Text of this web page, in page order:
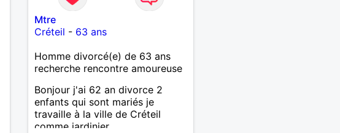
Mtre
Créteil - 63 ans
Homme divorcé(e) de 63 ans
recherche rencontre amoureuse
Bonjour j'ai 62 an divorce 2
enfants qui sont mariés je
travaille à la ville de Créteil
comme jardinier